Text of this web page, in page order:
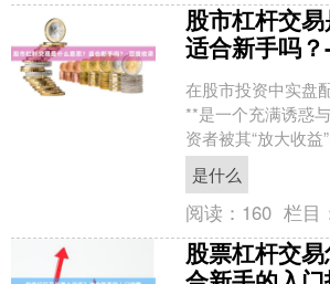
股市杠杆交
适合新手吗
在股市投资中实盘
**是一个充满诱惑
资者被其“放大收
忽略了背后隐藏的
杆交易究竟是....
是什么
阅读： 160 栏目
股票杠杆交